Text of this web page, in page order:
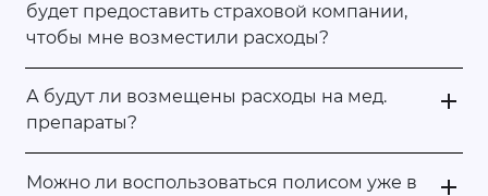
будет предоставить страховой компании,
чтобы мне возместили расходы?
А будут ли возмещены расходы на мед.
препараты?
Можно ли воспользоваться полисом уже в